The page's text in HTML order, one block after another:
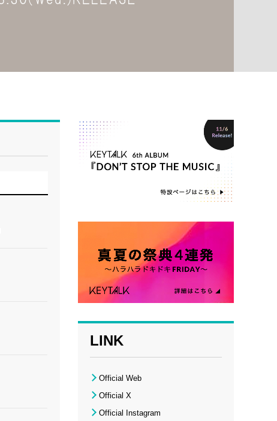
LINK
Official Web
Official X
Official Instagram